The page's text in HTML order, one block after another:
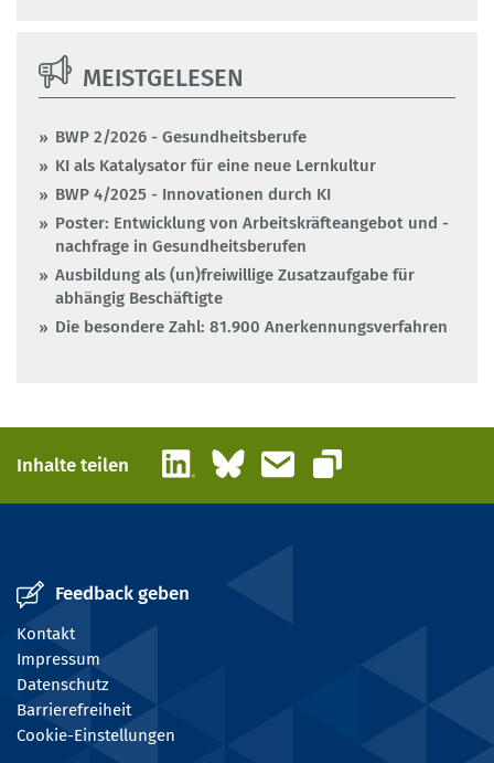
MEISTGELESEN
BWP 2/2026 - Gesundheitsberufe
KI als Katalysator für eine neue Lernkultur
BWP 4/2025 - Innovationen durch KI
Poster: Entwicklung von Arbeitskräfteangebot und -
nachfrage in Gesundheitsberufen
Ausbildung als (un)freiwillige Zusatzaufgabe für
abhängig Beschäftigte
Die besondere Zahl: 81.900 Anerkennungsverfahren
Inhalte teilen LinkedInBlueskyE-Mail
Link kopieren
Feedback geben
Kontakt
Impressum
Datenschutz
Barrierefreiheit
Cookie-Einstellungen